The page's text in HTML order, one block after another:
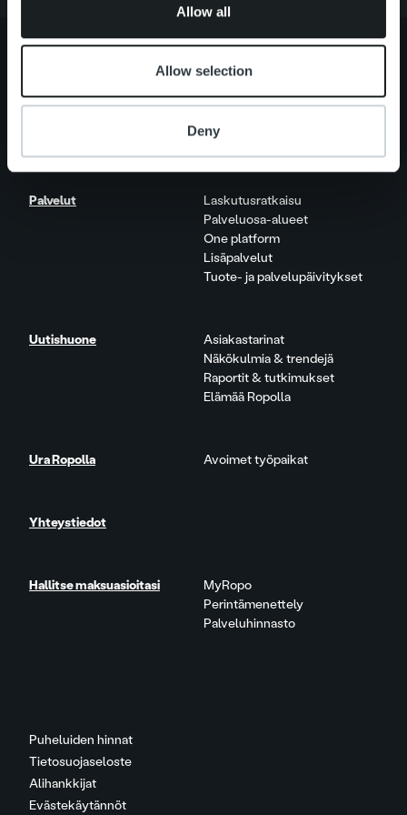
Allow all
Allow selection
Deny
Puheluiden hinnat
Tietosuojaseloste
Alihankkijat
Evästekäytännöt
Tietoa meistä
Johto ja organisaatio
Vastuullisuus
Palvelut
Laskutusratkaisu
Palveluosa-alueet
One platform
Lisäpalvelut
Tuote- ja palvelupäivitykset
Uutishuone
Asiakastarinat
Näkökulmia & trendejä
Raportit & tutkimukset
Elämää Ropolla
Ura Ropolla Avoimet työpaikat
Yhteystiedot
Hallitse maksuasioitasi
MyRopo
Perintämenettely
Palveluhinnasto